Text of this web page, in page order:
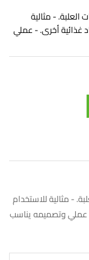
- مثالية
غذائية أخرى. - عملي
- مثالية للاستخدام
- عملي وتصميمه يناسب